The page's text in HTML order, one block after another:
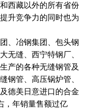
西藏以外的所有省份
升竞争力的同时也为
冶钢集团、包头钢
无缝、西宁特钢厂、
产的各种无缝钢管及
钢管、高压锅炉管、
德美日意进口的合金
，年销量售额过亿